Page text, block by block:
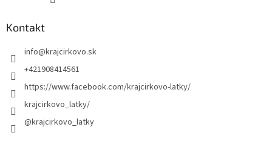
Kontakt
info@krajcirkovo.sk
+421908414561
https://www.facebook.com/krajcirkovo-latky/
krajcirkovo_latky/
@krajcirkovo_latky